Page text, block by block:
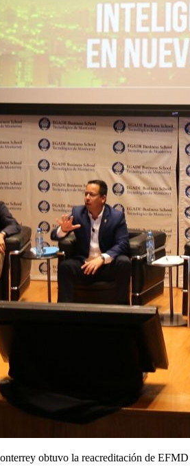
obtuvo la reacreditación de